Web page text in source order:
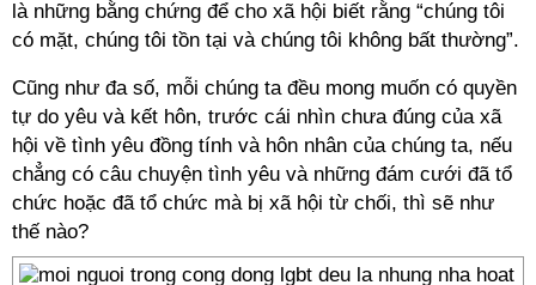
là những bằng chứng để cho xã hội biết rằng “chúng tôi
có mặt, chúng tôi tồn tại và chúng tôi không bất thường”.
Cũng như đa số, mỗi chúng ta đều mong muốn có quyền
tự do yêu và kết hôn, trước cái nhìn chưa đúng của xã
hội về tình yêu đồng tính và hôn nhân của chúng ta, nếu
chẳng có câu chuyện tình yêu và những đám cưới đã tổ
chức hoặc đã tổ chức mà bị xã hội từ chối, thì sẽ như
thế nào?